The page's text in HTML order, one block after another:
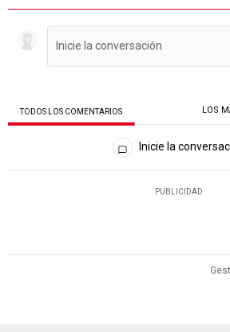
TODOS LOS COMENTARIOS LOS
Todos los comentarios
Inicie la
PUBLICIDAD